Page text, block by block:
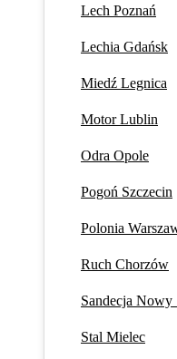
Lech Poznań
Lechia Gdańsk
Miedź Legnica
Motor Lublin
Odra Opole
Pogoń Szczecin
Polonia
Ruch Chorzów
Sandecja Nowy
Stal Mielec